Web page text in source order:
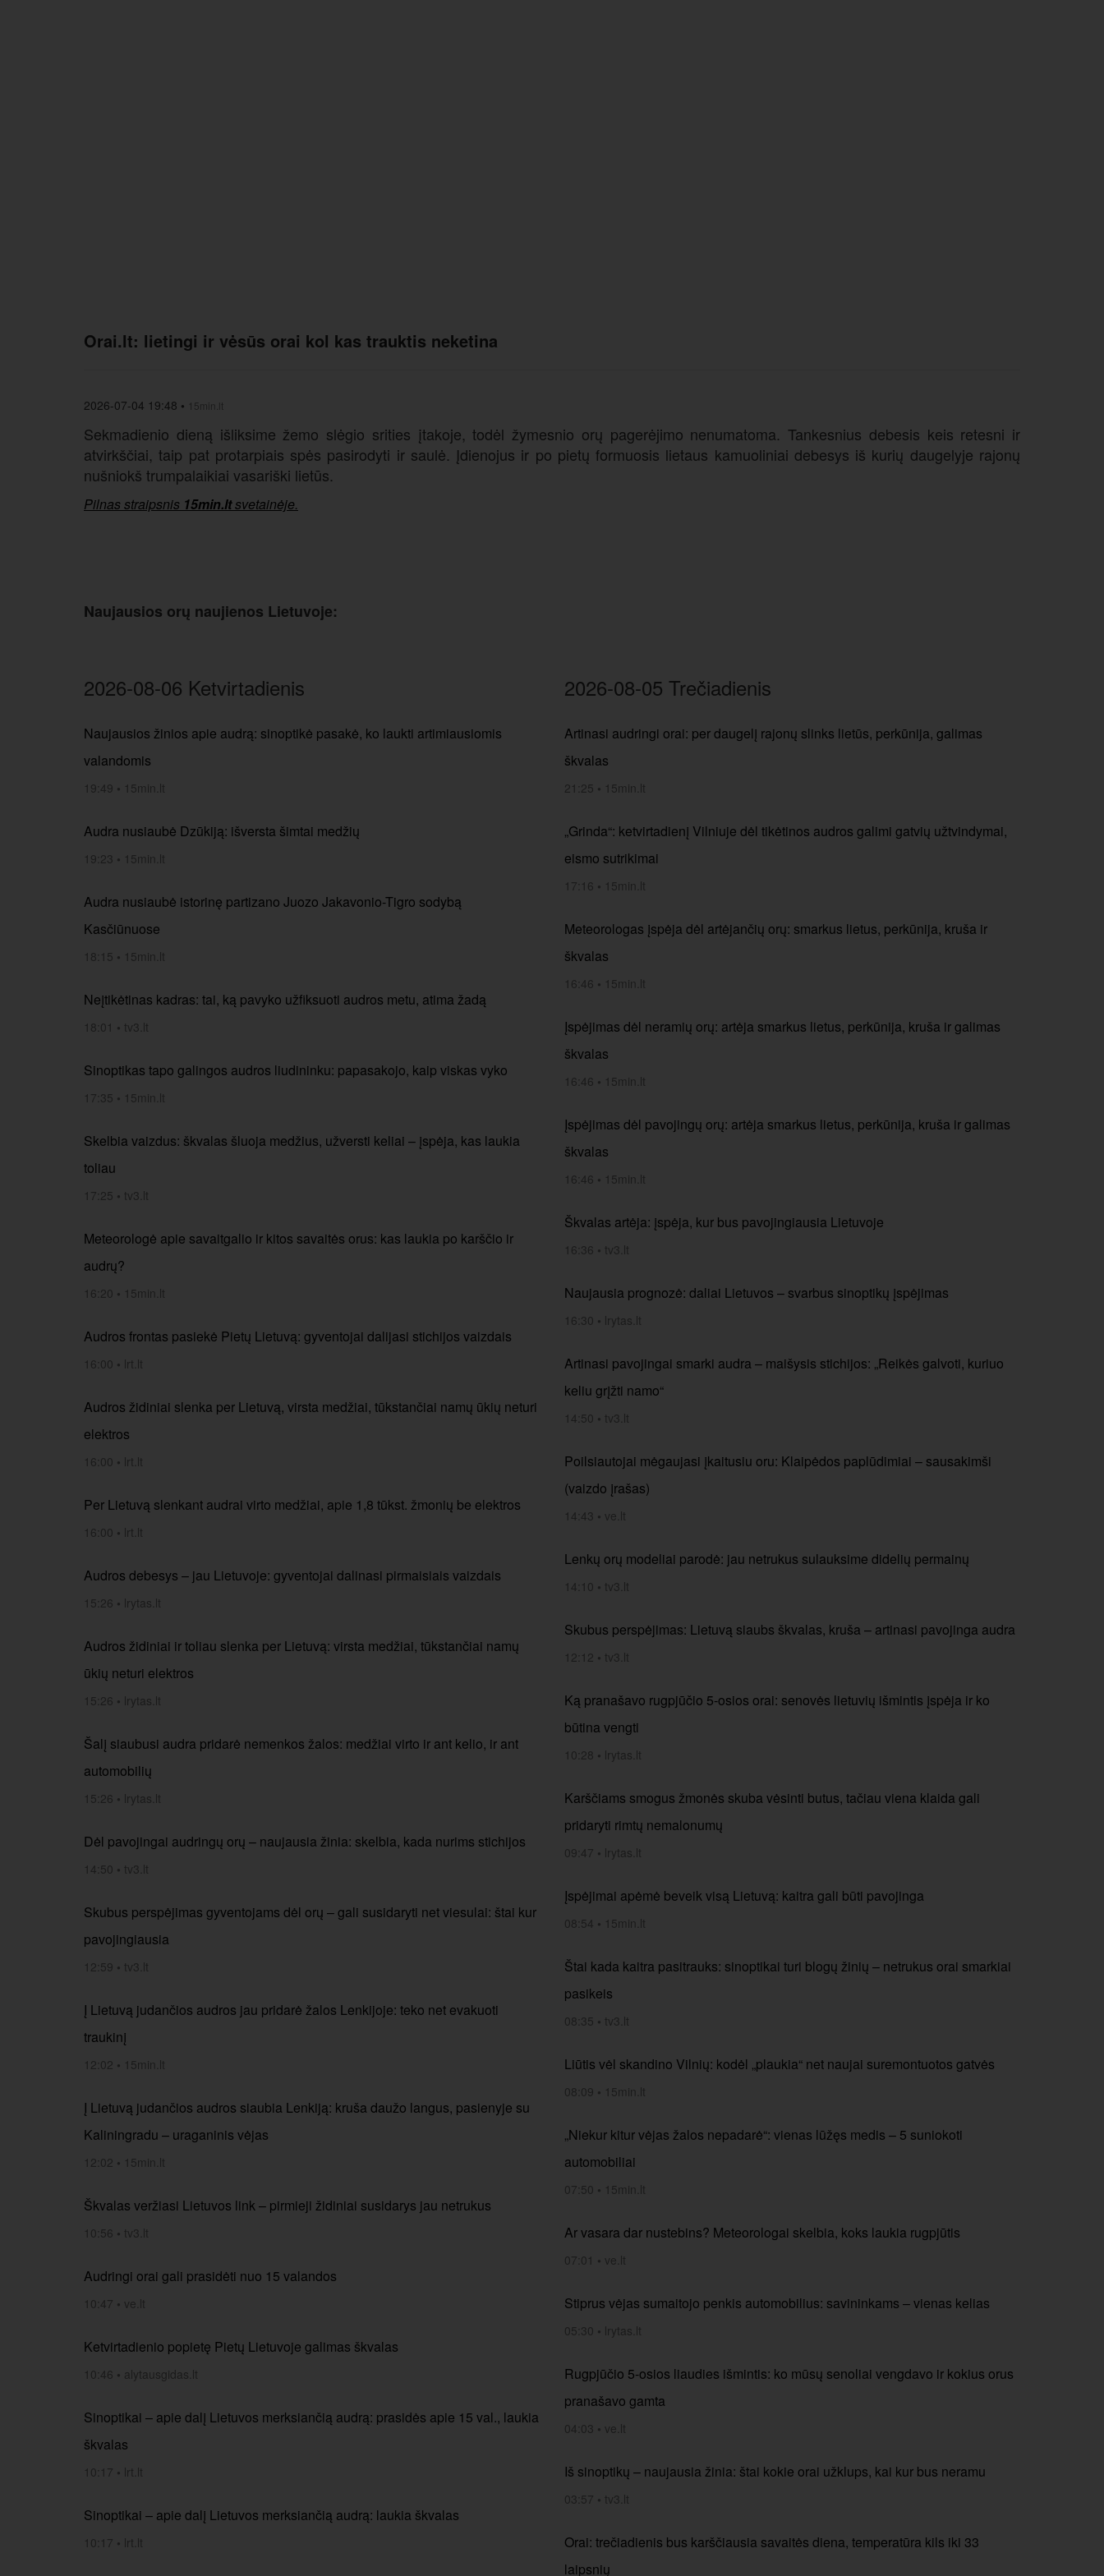
Orai.lt: lietingi ir vėsūs orai kol kas trauktis neketina
2026-07-04 19:48 • 15min.lt
Sekmadienio dieną išliksime žemo slėgio srities įtakoje, todėl žymesnio orų pagerėjimo nenumatoma. Tankesnius debesis keis retesni ir
atvirkščiai, taip pat protarpiais spės pasirodyti ir saulė. Įdienojus ir po pietų formuosis lietaus kamuoliniai debesys iš kurių daugelyje rajonų
nušniokš trumpalaikiai vasariški lietūs.
Pilnas straipsnis 15min.ltsvetainėje.
Naujausios orų naujienos Lietuvoje:
2026-08-06 Ketvirtadienis
Naujausios žinios apie audrą: sinoptikė pasakė, ko laukti artimiausiomis
valandomis
19:49 • 15min.lt
Audra nusiaubė Dzūkiją: išversta šimtai medžių
19:23 • 15min.lt
Audra nusiaubė istorinę partizano Juozo Jakavonio-Tigro sodybą
Kasčiūnuose
18:15 • 15min.lt
Neįtikėtinas kadras: tai, ką pavyko užfiksuoti audros metu, atima žadą
18:01 • tv3.lt
Sinoptikas tapo galingos audros liudininku: papasakojo, kaip viskas vyko
17:35 • 15min.lt
Skelbia vaizdus: škvalas šluoja medžius, užversti keliai – įspėja, kas laukia
toliau
17:25 • tv3.lt
Meteorologė apie savaitgalio ir kitos savaitės orus: kas laukia po karščio ir
audrų?
16:20 • 15min.lt
Audros frontas pasiekė Pietų Lietuvą: gyventojai dalijasi stichijos vaizdais
16:00 • lrt.lt
Audros židiniai slenka per Lietuvą, virsta medžiai, tūkstančiai namų ūkių neturi
elektros
16:00 • lrt.lt
Per Lietuvą slenkant audrai virto medžiai, apie 1,8 tūkst. žmonių be elektros
16:00 • lrt.lt
Audros debesys – jau Lietuvoje: gyventojai dalinasi pirmaisiais vaizdais
15:26 • lrytas.lt
Audros židiniai ir toliau slenka per Lietuvą: virsta medžiai, tūkstančiai namų
ūkių neturi elektros
15:26 • lrytas.lt
Šalį siaubusi audra pridarė nemenkos žalos: medžiai virto ir ant kelio, ir ant
automobilių
15:26 • lrytas.lt
Dėl pavojingai audringų orų – naujausia žinia: skelbia, kada nurims stichijos
14:50 • tv3.lt
Skubus perspėjimas gyventojams dėl orų – gali susidaryti net viesulai: štai kur
pavojingiausia
12:59 • tv3.lt
Į Lietuvą judančios audros jau pridarė žalos Lenkijoje: teko net evakuoti
traukinį
12:02 • 15min.lt
Į Lietuvą judančios audros siaubia Lenkiją: kruša daužo langus, pasienyje su
Kaliningradu – uraganinis vėjas
12:02 • 15min.lt
Škvalas veržiasi Lietuvos link – pirmieji židiniai susidarys jau netrukus
10:56 • tv3.lt
Audringi orai gali prasidėti nuo 15 valandos
10:47 • ve.lt
Ketvirtadienio popietę Pietų Lietuvoje galimas škvalas
10:46 • alytausgidas.lt
Sinoptikai – apie dalį Lietuvos merksiančią audrą: prasidės apie 15 val., laukia
škvalas
10:17 • lrt.lt
Sinoptikai – apie dalį Lietuvos merksiančią audrą: laukia škvalas
10:17 • lrt.lt
2026-08-05 Trečiadienis
Artinasi audringi orai: per daugelį rajonų slinks lietūs, perkūnija, galimas
škvalas
21:25 • 15min.lt
„Grinda“: ketvirtadienį Vilniuje dėl tikėtinos audros galimi gatvių užtvindymai,
eismo sutrikimai
17:16 • 15min.lt
Meteorologas įspėja dėl artėjančių orų: smarkus lietus, perkūnija, kruša ir
škvalas
16:46 • 15min.lt
Įspėjimas dėl neramių orų: artėja smarkus lietus, perkūnija, kruša ir galimas
škvalas
16:46 • 15min.lt
Įspėjimas dėl pavojingų orų: artėja smarkus lietus, perkūnija, kruša ir galimas
škvalas
16:46 • 15min.lt
Škvalas artėja: įspėja, kur bus pavojingiausia Lietuvoje
16:36 • tv3.lt
Naujausia prognozė: daliai Lietuvos – svarbus sinoptikų įspėjimas
16:30 • lrytas.lt
Artinasi pavojingai smarki audra – maišysis stichijos: „Reikės galvoti, kuriuo
keliu grįžti namo“
14:50 • tv3.lt
Poilsiautojai mėgaujasi įkaitusiu oru: Klaipėdos paplūdimiai – sausakimši
(vaizdo įrašas)
14:43 • ve.lt
Lenkų orų modeliai parodė: jau netrukus sulauksime didelių permainų
14:10 • tv3.lt
Skubus perspėjimas: Lietuvą siaubs škvalas, kruša – artinasi pavojinga audra
12:12 • tv3.lt
Ką pranašavo rugpjūčio 5-osios orai: senovės lietuvių išmintis įspėja ir ko
būtina vengti
10:28 • lrytas.lt
Karščiams smogus žmonės skuba vėsinti butus, tačiau viena klaida gali
pridaryti rimtų nemalonumų
09:47 • lrytas.lt
Įspėjimai apėmė beveik visą Lietuvą: kaitra gali būti pavojinga
08:54 • 15min.lt
Štai kada kaitra pasitrauks: sinoptikai turi blogų žinių – netrukus orai smarkiai
pasikeis
08:35 • tv3.lt
Liūtis vėl skandino Vilnių: kodėl „plaukia“ net naujai suremontuotos gatvės
08:09 • 15min.lt
„Niekur kitur vėjas žalos nepadarė“: vienas lūžęs medis – 5 suniokoti
automobiliai
07:50 • 15min.lt
Ar vasara dar nustebins? Meteorologai skelbia, koks laukia rugpjūtis
07:01 • ve.lt
Stiprus vėjas sumaitojo penkis automobilius: savininkams – vienas kelias
05:30 • lrytas.lt
Rugpjūčio 5-osios liaudies išmintis: ko mūsų senoliai vengdavo ir kokius orus
pranašavo gamta
04:03 • ve.lt
Iš sinoptikų – naujausia žinia: štai kokie orai užklups, kai kur bus neramu
03:57 • tv3.lt
Orai: trečiadienis bus karščiausia savaitės diena, temperatūra kils iki 33
laipsnių